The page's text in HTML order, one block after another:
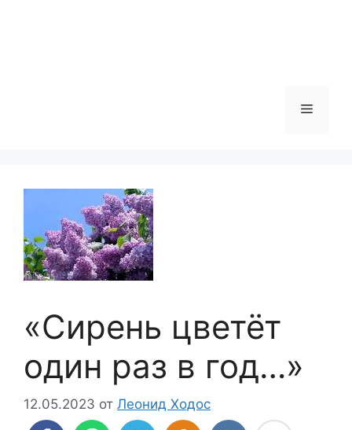
Меню
«Сирень цветёт
один раз в год…»
12.05.2023 от Леонид Ходос